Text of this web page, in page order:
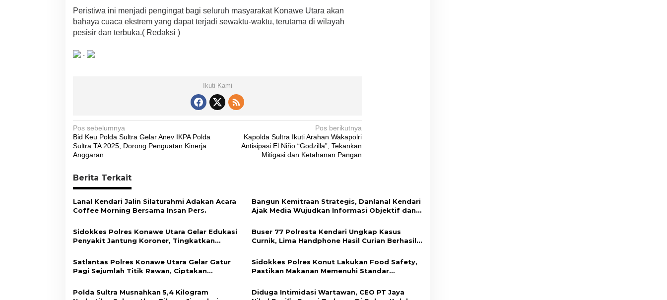
Peristiwa ini menjadi pengingat bagi seluruh masyarakat Konawe Utara akan
bahaya cuaca ekstrem yang dapat terjadi sewaktu-waktu, terutama di wilayah
pesisir dan terbuka.( Redaksi )
.
Ikuti Kami
N
a
v
i
g
a
s
i
p
s
Pos sebelumnya
Bid Keu Polda Sultra Gelar Anev IKPA Polda
Sultra TA 2025, Dorong Penguatan Kinerja
Anggaran
Pos berikutnya
Kapolda Sultra Ikuti Arahan Wakapolri
Antisipasi El Niño “Godzilla”, Tekankan
Mitigasi dan Ketahanan Pangan
Berita Terkait
Lanal Kendari Jalin Silaturahmi Adakan Acara
Coffee Morning Bersama Insan Pers.
Bangun Kemitraan Strategis, Danlanal Kendari
Ajak Media Wujudkan Informasi Objektif dan
Sidokkes Polres Konawe Utara Gelar Edukasi
Penyakit Jantung Koroner, Tingkatkan
Sehat
Buser 77 Polresta Kendari Ungkap Kasus
Curnik, Lima Handphone Hasil Curian Berhasil
Satlantas Polres Konawe Utara Gelar Gatur
Pagi Sejumlah Titik Rawan, Ciptakan
Masyarakat
Sidokkes Polres Konut Lakukan Food Safety,
Pastikan Makanan Memenuhi Standar
Polda Sultra Musnahkan 5,4 Kilogram
Diduga Intimidasi Wartawan, CEO PT Jaya